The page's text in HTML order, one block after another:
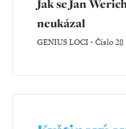
Jak se Jan
neukázal
GENIUS LOCI-Číslo 28